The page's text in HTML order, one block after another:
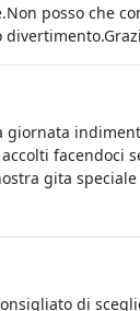
posso che
giornata
facendoci
gita
e ricche di
aperitivo
un primo
di